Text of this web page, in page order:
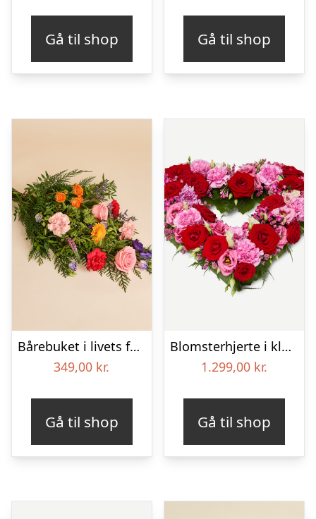
Gå til shop Gå til shop
Bårebuket i livets farver
349,00 kr.
Gå til shop
Blomsterhjerte i klassisk stil – pink
1.299,00 kr.
Gå til shop